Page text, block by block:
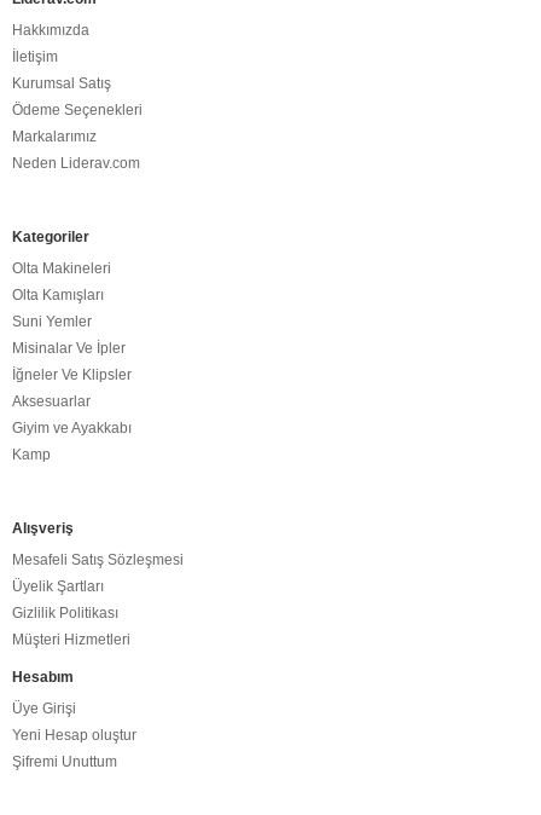
Hakkımızda
İletişim
Kurumsal Satış
Ödeme Seçenekleri
Markalarımız
Neden Liderav.com
Kategoriler
Olta Makineleri
Olta Kamışları
Suni Yemler
Misinalar Ve İpler
İğneler Ve Klipsler
Aksesuarlar
Giyim ve Ayakkabı
Kamp
Alışveriş
Mesafeli Satış Sözleşmesi
Üyelik Şartları
Gizlilik Politikası
Müşteri Hizmetleri
Hesabım
Üye Girişi
Yeni Hesap oluştur
Şifremi Unuttum